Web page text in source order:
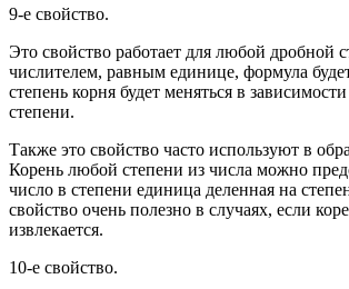
9-е свойство.
Это свойство работает для любой дробной
числителем, равным единице, формула
степень корня будет меняться в
степени.
Также это свойство часто используют в
Корень любой степени из числа можно
число в степени единица деленная на
свойство очень полезно в случаях, если
извлекается.
10-е свойство.